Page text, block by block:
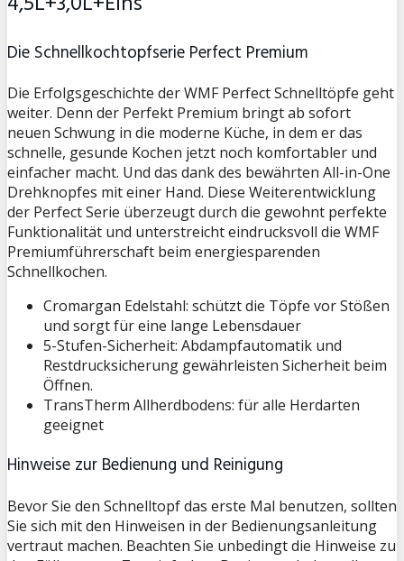
Die Schnellkochtopfserie Perfect Premium
Die Erfolgsgeschichte der WMF Perfect Schnelltöpfe geht
weiter. Denn der Perfekt Premium bringt ab sofort
neuen Schwung in die moderne Küche, in dem er das
schnelle, gesunde Kochen jetzt noch komfortabler und
einfacher macht. Und das dank des bewährten All-in-One
Drehknopfes mit einer Hand. Diese Weiterentwicklung
der Perfect Serie überzeugt durch die gewohnt perfekte
Funktionalität und unterstreicht eindrucksvoll die WMF
Premiumführerschaft beim energiesparenden
Schnellkochen.
Cromargan Edelstahl: schützt die Töpfe vor Stößen
und sorgt für eine lange Lebensdauer
5-Stufen-Sicherheit: Abdampfautomatik und
Restdrucksicherung gewährleisten Sicherheit beim
Öffnen.
TransTherm Allherdbodens: für alle Herdarten
geeignet
Hinweise zur Bedienung und Reinigung
Bevor Sie den Schnelltopf das erste Mal benutzen, sollten
Sie sich mit den Hinweisen in der Bedienungsanleitung
vertraut machen. Beachten Sie unbedingt die Hinweise zu